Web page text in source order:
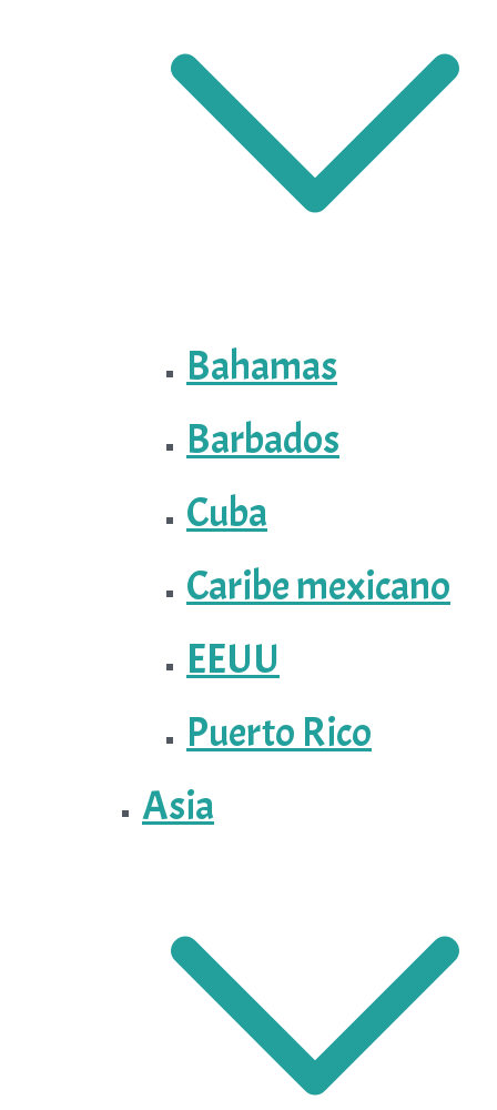
Bahamas
Barbados
Cuba
Caribe mexicano
EEUU
Puerto Rico
Asia